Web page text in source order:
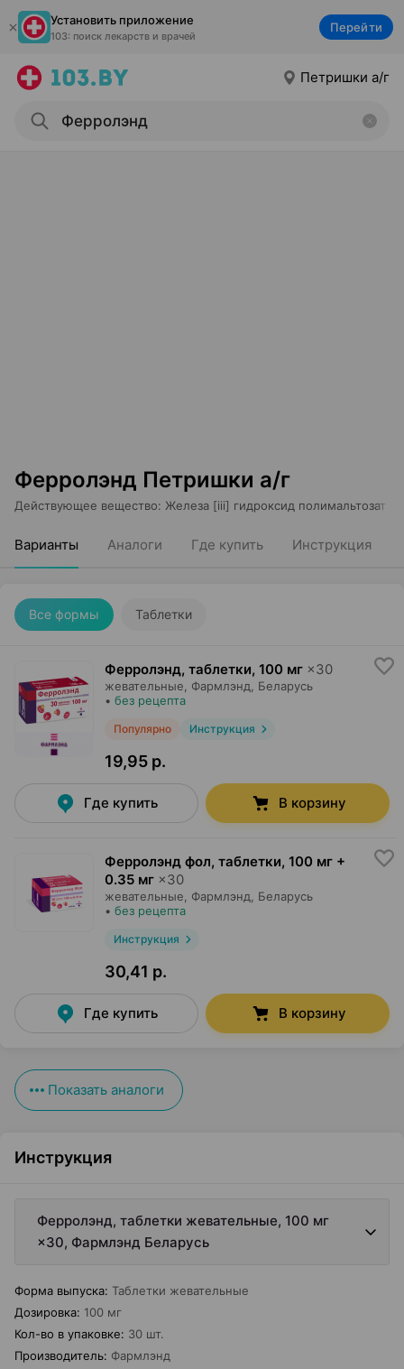
Установить приложение
103: поиск лекарств и врачей
Перейти
Петришки а/г
Ферролэнд Петришки а/г
Действующее вещество: Железа [iii] гидроксид полимальтозат
Варианты Аналоги Где купить Инструкция
Все формы Таблетки
Ферролэнд, таблетки, 100 мг ×30
жевательные, Фармлэнд , Беларусь
• без рецепта
Популярно Инструкция
19,95 р.
Где купить В корзину
Ферролэнд фол, таблетки, 100 мг +
0.35 мг ×30
жевательные, Фармлэнд , Беларусь
• без рецепта
Инструкция
30,41 р.
Где купить В корзину
Показать аналоги
Инструкция
Ферролэнд, таблетки жевательные, 100 мг
×30, Фармлэнд Беларусь
Форма выпуска: Таблетки жевательные
Дозировка: 100 мг
Кол-во в упаковке: 30 шт.
Производитель: Фармлэнд